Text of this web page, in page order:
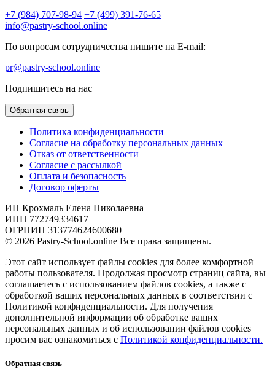
+7 (984) 707-98-94 +7 (499) 391-76-65
info@pastry-school.online
По вопросам сотрудничества пишите на E-mail:
pr@pastry-school.online
Подпишитесь на нас
Обратная связь
Политика конфиденциальности
Согласие на обработку персональных данных
Отказ от ответственности
Согласие с рассылкой
Оплата и безопасность
Договор оферты
ИП Крохмаль Елена Николаевна
ИНН 772749334617
ОГРНИП 313774624600680
© 2026 Pastry-School.online Все права защищены.
Этот сайт использует файлы cookies для более комфортной
работы пользователя. Продолжая просмотр страниц сайта, вы
соглашаетесь с использованием файлов cookies, а также с
обработкой ваших персональных данных в соответствии с
Политикой конфиденциальности. Для получения
дополнительной информации об обработке ваших
персональных данных и об использовании файлов cookies
просим вас ознакомиться с Политикой конфиденциальности.
Обратная связь